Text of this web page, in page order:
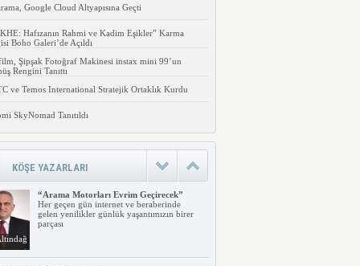
Google Cloud Altyapısına Geçti
Hafızanın Rahmi ve Kadim Eşikler” Karma
Boho Galeri’de Açıldı
Şipşak Fotoğraf Makinesi instax mini 99’un
Rengini Tanıttı
ve Temos International Stratejik Ortaklık Kurdu
SkyNomad Tanıtıldı
KÖŞE YAZARLARI
“Arama Motorları Evrim Geçirecek”
Her geçen gün internet ve beraberinde
gelen yenilikler günlük yaşantımızın birer
parçası